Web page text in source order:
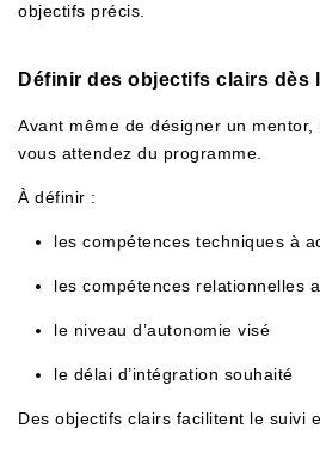
objectifs précis.
Définir des objectifs clairs dès
Avant même de désigner un
vous attendez du programme.
À définir :
les compétences techniques à
les compétences relationnelles
le niveau d’autonomie visé
le délai d’intégration souhaité
Des objectifs clairs facilitent le suivi